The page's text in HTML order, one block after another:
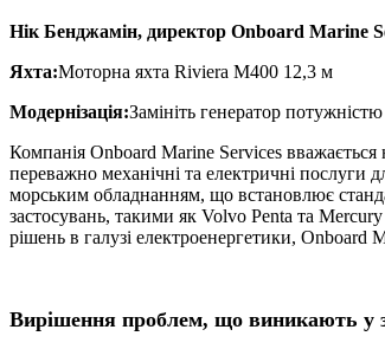
Нік Бенджамін, директор Onboard Marine
Яхта:Моторна яхта Riviera M400 12,3 м
Модернізація:Замініть генератор
Компанія Onboard Marine Services вважається
переважно механічні та електричні послуги
морським обладнанням, що встановлює
застосувань, такими як Volvo Penta та
рішень в галузі електроенергетики,
Вирішення проблем, що виникають у